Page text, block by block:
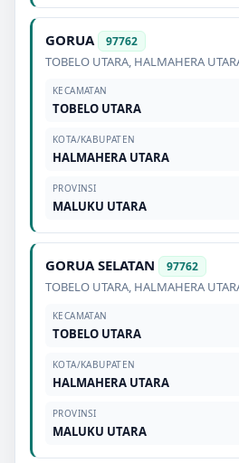
GORUA 97762
TOBELO UTARA, HALMAHERA
KECAMATAN
TOBELO UTARA
KOTA/KABUPATEN
HALMAHERA UTARA
PROVINSI
MALUKU UTARA
GORUA SELATAN 97762
TOBELO UTARA, HALMAHERA
KECAMATAN
TOBELO UTARA
KOTA/KABUPATEN
HALMAHERA UTARA
PROVINSI
MALUKU UTARA